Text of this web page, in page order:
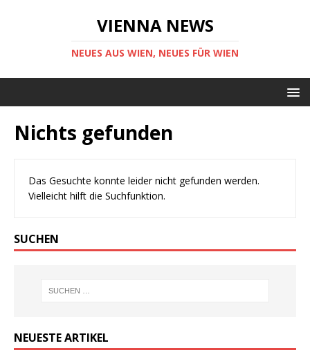
VIENNA NEWS
NEUES AUS WIEN, NEUES FÜR WIEN
Nichts gefunden
Das Gesuchte konnte leider nicht gefunden werden.
Vielleicht hilft die Suchfunktion.
SUCHEN
NEUESTE ARTIKEL